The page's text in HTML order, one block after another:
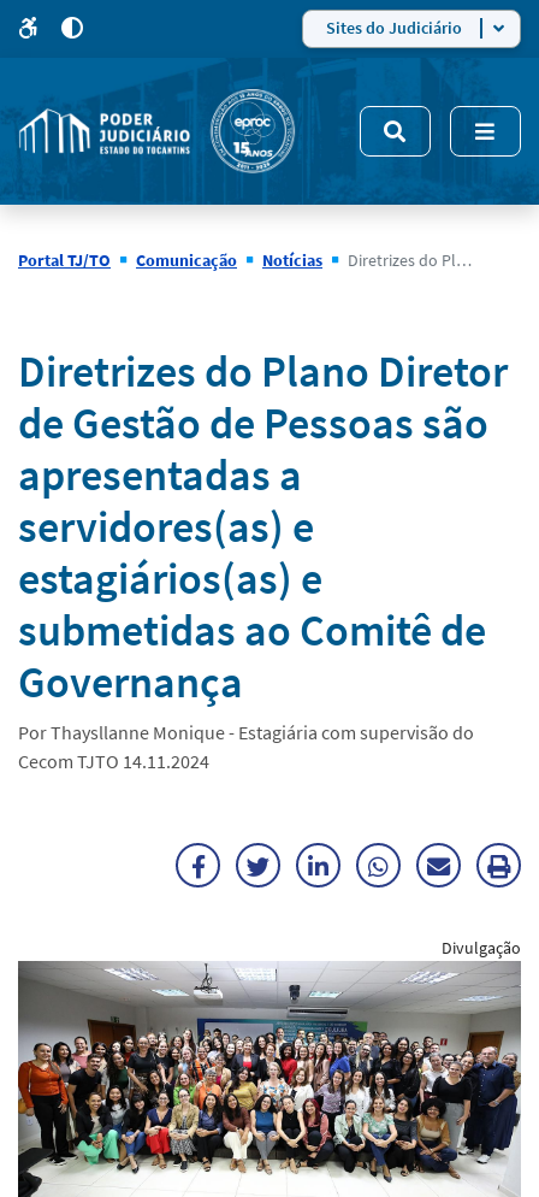
site
5
modo
de
alto
Sites do Judiciário
Portal TJ/TO Comunicação Notícias Diretrizes do Plano Diretor de Gestão de Pessoas são apresentadas a servidores(as) e estagiários(as) e submetidas ao Comitê de Governança
Notícias
Diretrizes do Plano Diretor
de Gestão de Pessoas são
apresentadas a
servidores(as) e
estagiários(as) e
submetidas ao Comitê de
Governança
Por Thaysllanne Monique - Estagiária com supervisão do
Cecom TJTO 14.11.2024
FacebookTwitterLinkedInWhatsApp
Enviar
E-
mail
Divulgação